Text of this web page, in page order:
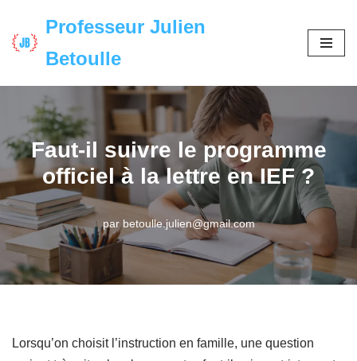
Aller
contenu
Professeur Julien
Betoulle
Faut-il suivre le programme
officiel à la lettre en IEF ?
par betoulle.julien@gmail.com
Lorsqu’on choisit l’instruction en famille, une question